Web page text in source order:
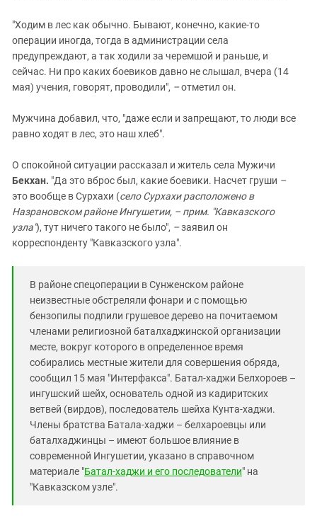
"Ходим в лес как обычно. Бывают, конечно, какие-то
операции иногда, тогда в администрации села
предупреждают, а так ходили за черемшой и раньше, и
сейчас. Ни про каких боевиков давно не слышал, вчера (14
мая) учения, говорят, проводили", –отметил он.
Мужчина добавил, что, "даже если и запрещают, то люди все
равно ходят в лес, это наш хлеб".
О спокойной ситуации рассказал и житель села Мужичи
Бекхан. "Да это вброс был, какие боевики. Насчет груши –
это вообще в Сурхахи (село Сурхахи расположено в
Назрановском районе Ингушетии, – прим. "Кавказского
узла"), тут ничего такого не было", –заявил он
корреспонденту "Кавказского узла".
В районе спецоперации в Сунженском районе
неизвестные обстреляли фонари и с помощью
бензопилы подпили грушевое дерево на почитаемом
членами религиозной баталхаджинской организации
месте, вокруг которого в определенное время
собирались местные жители для совершения обряда,
сообщил 15 мая "Интерфакса". Батал-хаджи Белхороев –
ингушский шейх, основатель одной из кадиритских
ветвей (вирдов), последователь шейха Кунта-хаджи.
Члены братства Батала-хаджи – белхароевцы или
баталхаджинцы – имеют большое влияние в
современной Ингушетии, указано в справочном
материале "Батал-хаджи и его последователи" на
"Кавказском узле".